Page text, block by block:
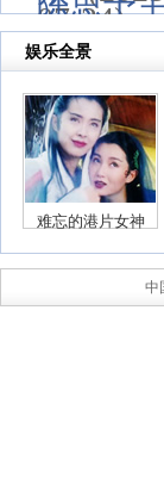
07-24)
20)
中